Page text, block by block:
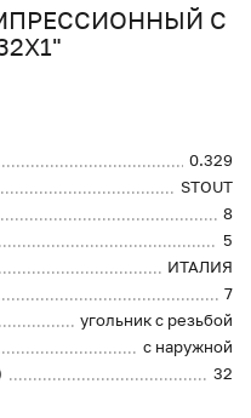
С
0.329
STOUT
8
5
ИТАЛИЯ
7
угольник с резьбой
с наружной
32